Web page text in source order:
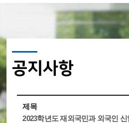
공지사항
제목
2023학년도 재외국민과 외국인